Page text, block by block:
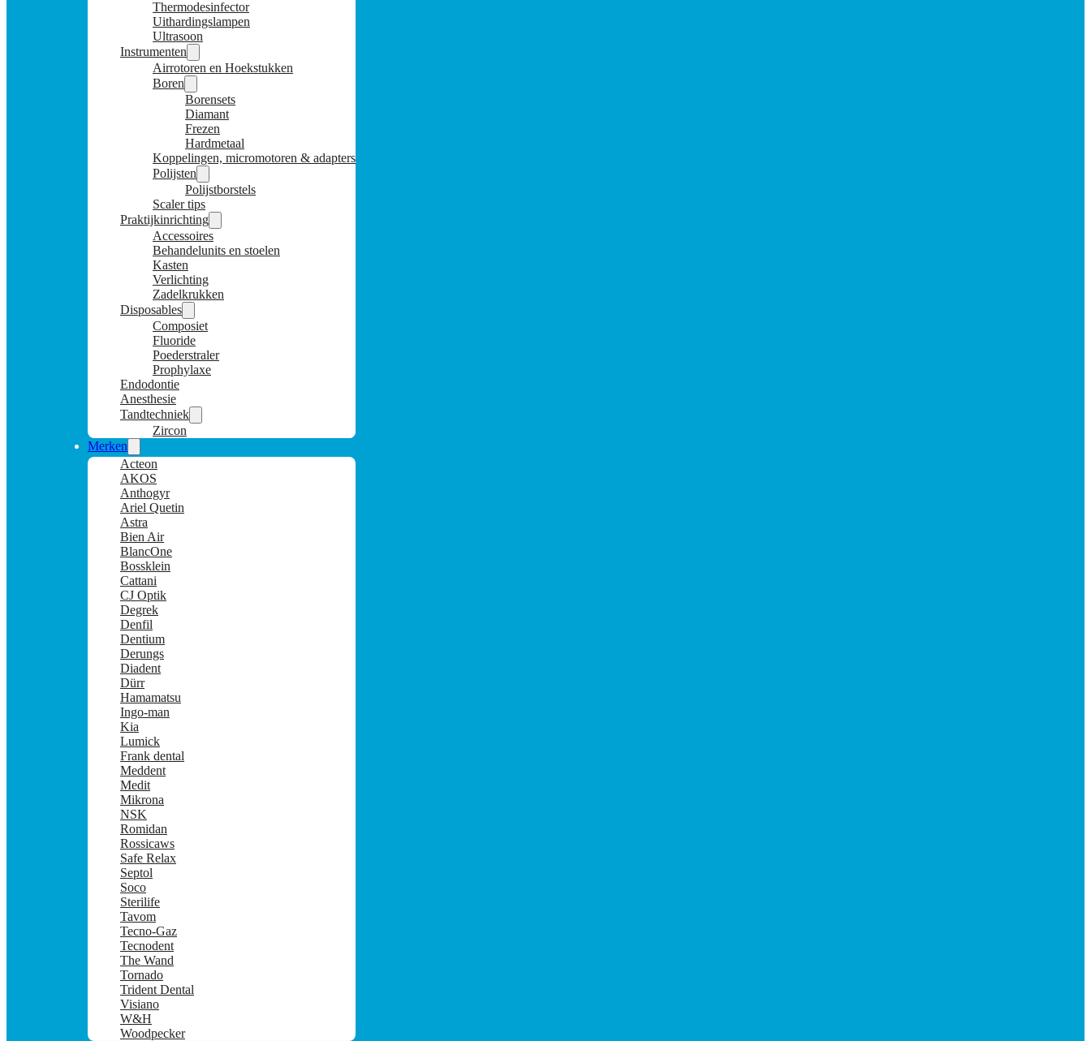
Thermodesinfector
Uithardingslampen
Ultrasoon
Instrumenten
Airrotoren en Hoekstukken
Boren
Borensets
Diamant
Frezen
Hardmetaal
Koppelingen, micromotoren & adapters
Polijsten
Polijstborstels
Scaler tips
Praktijkinrichting
Accessoires
Behandelunits en stoelen
Kasten
Verlichting
Zadelkrukken
Disposables
Composiet
Fluoride
Poederstraler
Prophylaxe
Endodontie
Anesthesie
Tandtechniek
Zircon
Merken
Acteon
AKOS
Anthogyr
Ariel Quetin
Astra
Bien Air
BlancOne
Bossklein
Cattani
CJ Optik
Degrek
Denfil
Dentium
Derungs
Diadent
Dürr
Hamamatsu
Ingo-man
Kia
Lumick
Frank dental
Meddent
Medit
Mikrona
NSK
Romidan
Rossicaws
Safe Relax
Septol
Soco
Sterilife
Tavom
Tecno-Gaz
Tecnodent
The Wand
Tornado
Trident Dental
Visiano
W&H
Woodpecker